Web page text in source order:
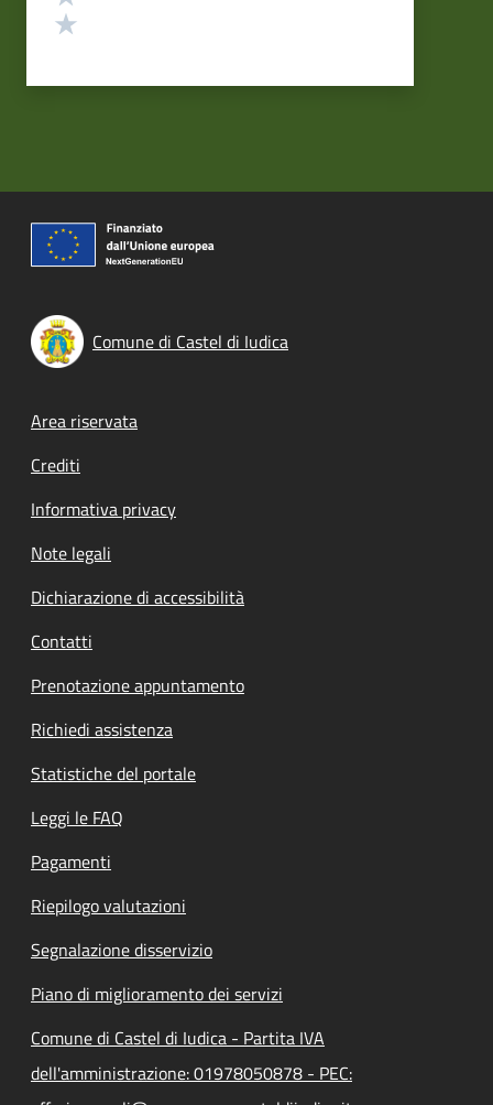
Comune di Castel di Iudica
Footer menu
Area riservata
Crediti
Informativa privacy
Note legali
Dichiarazione di accessibilità
Contatti
Prenotazione appuntamento
Richiedi assistenza
Statistiche del portale
Leggi le FAQ
Pagamenti
Riepilogo valutazioni
Segnalazione disservizio
Piano di miglioramento dei servizi
Comune di Castel di Iudica - Partita IVA
dell'amministrazione: 01978050878 - PEC: